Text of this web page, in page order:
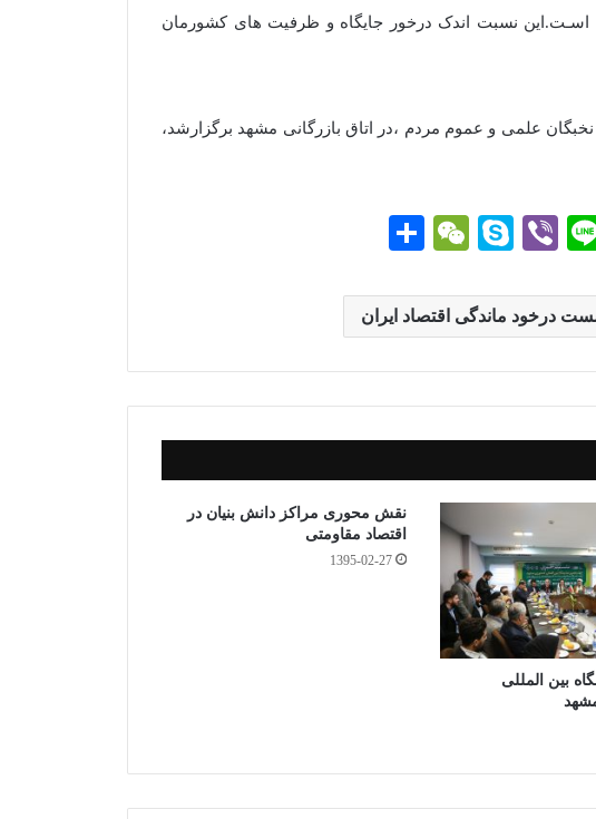
اسـت.این نسبت اندک درخور جایگاه و ظرفیت های کشورمان
علمی و عموم مردم ،در اتاق بازرگانی مشهد برگزارشد،
Li
Vi
r
S
pe
W
C
ha
t
تر
ا
ک
گذ
ار
ی
درخود ماندگی اقتصاد ایران
بین المللی
نقش محوری مراکز دانش بنیان در
اقتصاد مقاومتی
1395-02-27